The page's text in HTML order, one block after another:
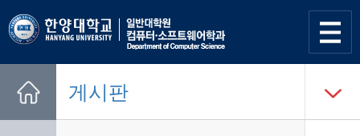
사이트
게시판